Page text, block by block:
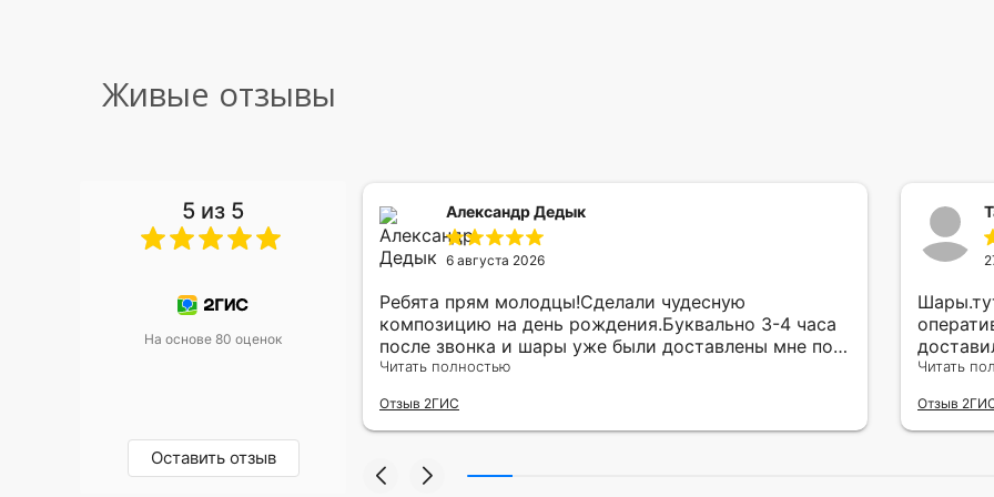
Живые отзывы
5 из 5
На основе 80 оценок
Оставить отзыв
уже два раза, отличная
Александр Дедык
6 августа 2026
Ребята прям молодцы!Сделали чудесную
композицию на день рождения.Буквально 3-4 часа
после звонка и шары уже были доставлены мне по
адресу.Качество исполнения и упаковки на 5.Жена
Читать полностью
Отзыв 2ГИС
другу в
Читать
Отзыв